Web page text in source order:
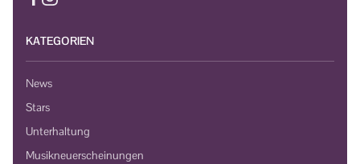
KATEGORIEN
News
Stars
Unterhaltung
Musikneuerscheinungen